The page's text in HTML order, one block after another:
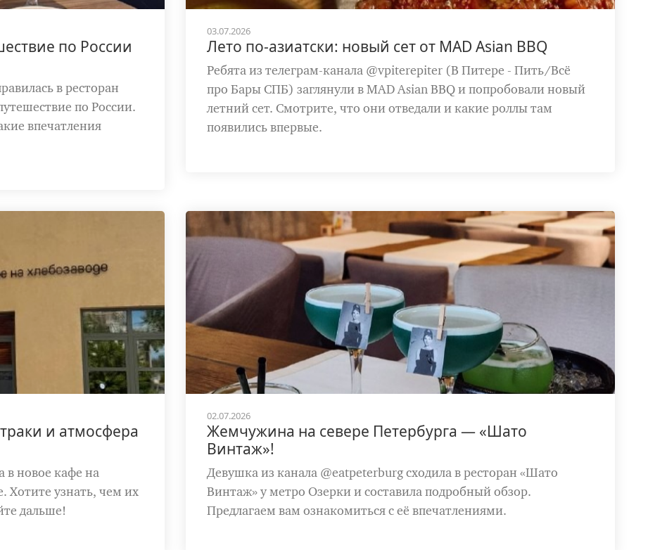
по России
в ресторан
по России.
впечатления
03.07.2026
Лето по-азиатски: новый сет от MAD Asian BBQ
Ребята из телеграм-канала @vpiterepiter (В Питере - Пить/Всё
про Бары СПБ) заглянули в MAD Asian BBQ и попробовали новый
летний сет. Смотрите, что они отведали и какие роллы там
появились впервые.
и атмосфера
в новое кафе на
Хотите узнать, чем их
дальше!
02.07.2026
Жемчужина на севере Петербурга — «Шато
Винтаж»!
Девушка из канала @eatpeterburg сходила в ресторан «Шато
Винтаж» у метро Озерки и составила подробный обзор.
Предлагаем вам ознакомиться с её впечатлениями.